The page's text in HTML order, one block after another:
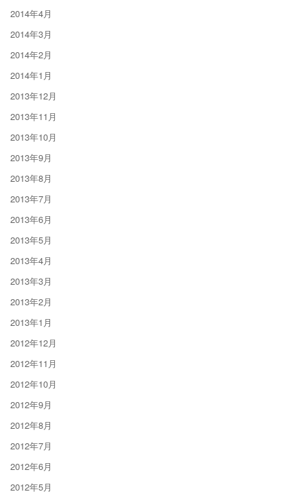
2014年4月
2014年3月
2014年2月
2014年1月
2013年12月
2013年11月
2013年10月
2013年9月
2013年8月
2013年7月
2013年6月
2013年5月
2013年4月
2013年3月
2013年2月
2013年1月
2012年12月
2012年11月
2012年10月
2012年9月
2012年8月
2012年7月
2012年6月
2012年5月